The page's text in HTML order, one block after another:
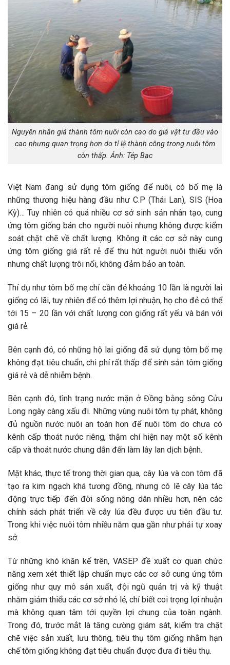
Nguyên nhân giá thành tôm nuôi còn cao do giá vật tư đầu vào
cao nhưng quan trọng hơn do tỉ lệ thành công trong nuôi tôm
còn thấp. Ảnh: Tép Bạc
Việt Nam đang sử dụng tôm giống để nuôi, có bố mẹ là
những thương hiệu hàng đầu như C.P (Thái Lan), SIS (Hoa
Kỳ)… Tuy nhiên có quá nhiều cơ sở sinh sản nhân tạo, cung
ứng tôm giống bán cho người nuôi nhưng không được kiểm
soát chặt chẽ về chất lượng. Không ít các cơ sở này cung
ứng tôm giống giá rất rẻ để thu hút người nuôi thiếu vốn
nhưng chất lượng trôi nổi, không đảm bảo an toàn.
Thí dụ như tôm bố mẹ chỉ cần đẻ khoảng 10 lần là người lai
giống có lãi, tuy nhiên để có thêm lợi nhuận, họ cho đẻ có thể
tới 15 – 20 lần với chất lượng con giống rất yếu và bán với
giá rẻ.
Bên cạnh đó, có những hộ lai giống đã sử dụng tôm bố mẹ
không đạt tiêu chuẩn, chi phí rất thấp để sinh sản tôm giống
giá rẻ và dễ nhiễm bệnh.
Bên cạnh đó, tình trạng nước mặn ở Đồng bằng sông Cửu
Long ngày càng xấu đi. Những vùng nuôi tôm tự phát, không
đủ nguồn nước nuôi an toàn hơn để nuôi tôm do chưa có
kênh cấp thoát nước riêng, thậm chí hiện nay một số kênh
cấp và thoát nước chung dẫn đến làm lây lan dịch bệnh.
Mặt khác, thực tế trong thời gian qua, cây lúa và con tôm đã
tạo ra kim ngạch khá tương đồng, nhưng có lẽ cây lúa tác
động trực tiếp đến đời sống nông dân nhiều hơn, nên các
chính sách phát triển về cây lúa đều được ưu tiên đầu tư.
Trong khi việc nuôi tôm nhiều năm qua gần như phải tự xoay
sở.
Từ những khó khăn kể trên, VASEP đề xuất cơ quan chức
năng xem xét thiết lập chuẩn mực các cơ sở cung ứng tôm
giống như quy mô sản xuất, đội ngũ quản trị và kỹ thuật
nhằm giảm thiểu các cơ sở nhỏ lẻ, chỉ biết coi trọng lợi nhuận
mà không quan tâm tới quyền lợi chung của toàn ngành.
Trong đó, trước mắt là tăng cường giám sát, kiểm tra chặt
chẽ việc sản xuất, lưu thông, tiêu thụ tôm giống nhằm hạn
chế tôm giống không đạt tiêu chuẩn được đưa đi tiêu thụ.